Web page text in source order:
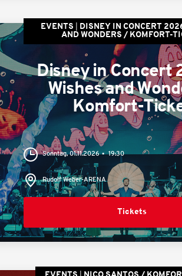
EVENTS
DISNEY IN CONCERT
AND WONDERS / KOMFORT-
Disney in Concert
Wishes and
Komfort-
Sonntag, 01.11.2026 19:30
Rudolf Weber-ARENA
Tickets